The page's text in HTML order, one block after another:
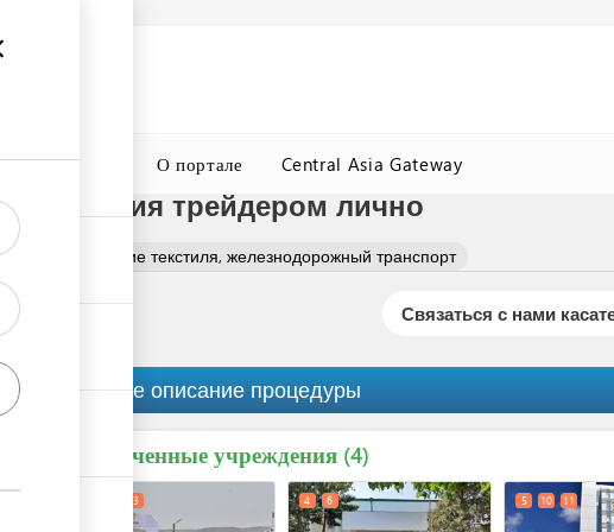
ГТСБТ О портале Central Asia Gateway
трейдером лично
Оформление текстиля, железнодорожный транспорт
Связаться с нами
Краткое описание процедуры
Вовлеченные учреждения 4
3 4 6 5 10 11